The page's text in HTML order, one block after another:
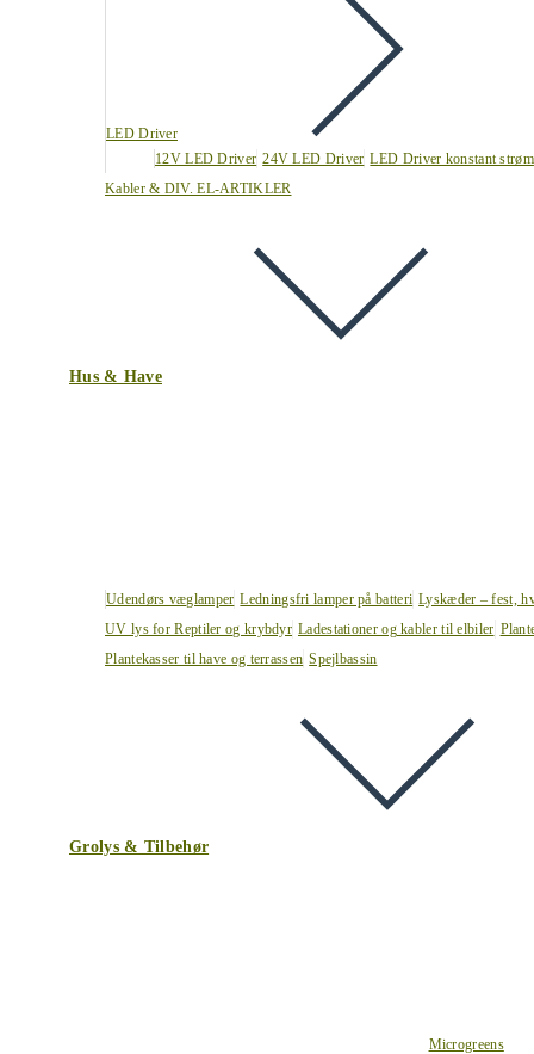
LED Driver
12V LED Driver 24V LED Driver LED Driver konstant strøm
Kabler & DIV. EL-ARTIKLER
Hus & Have
Udendørs væglamper Ledningsfri lamper på batteri Lyskæder – fest,
UV lys for Reptiler og krybdyr Ladestationer og kabler til elbiler
Plantekasser til have og terrassen Spejlbassin
Grolys & Tilbehør
Microgreens